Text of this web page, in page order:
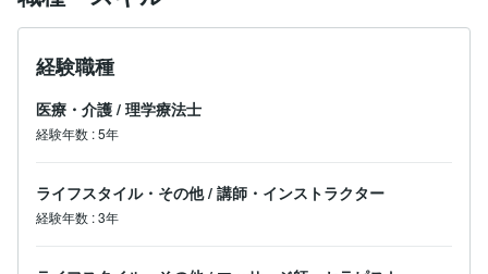
ご自宅からリラックスして取り組めるオンラインだから
こそ、日常に取り入れやすく、続けやすいのが魅力。
しています！
経験職種
医療・介護 / 理学療法士
経験年数 :5年
ライフスタイル・その他 / 講師・インストラクター
経験年数 :3年